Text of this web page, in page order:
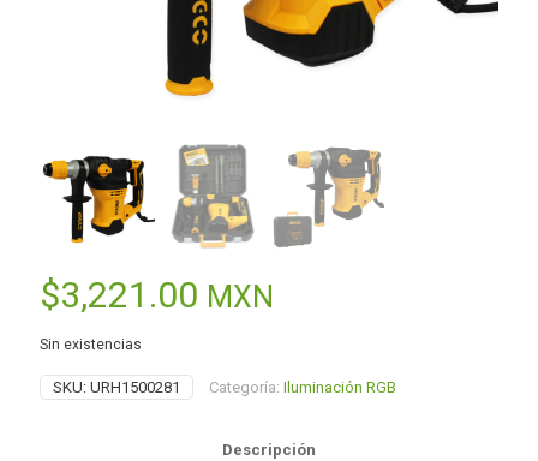
$3,221.00 MXN
Sin existencias
SKU: URH1500281 Categoría: Iluminación RGB
Descripción